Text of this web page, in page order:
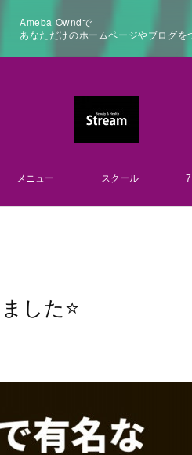
Ameba Owndで
あなただけのホームページやブログを
メニュー スクール
した⭐️